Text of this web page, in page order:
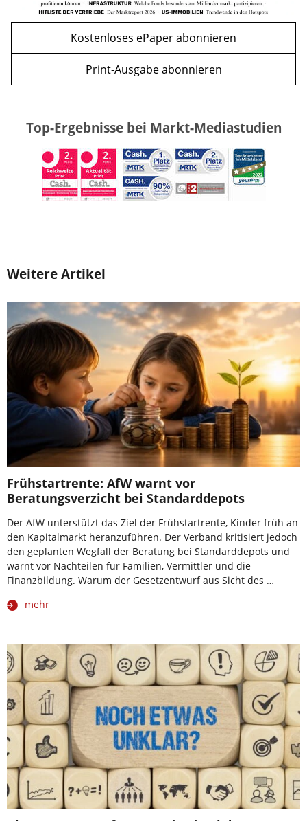
Kostenloses ePaper abonnieren
Print-Ausgabe abonnieren
Top-Ergebnisse bei Markt-Mediastudien
Weitere Artikel
Frühstartrente: AfW warnt vor
Beratungsverzicht bei Standarddepots
Der AfW unterstützt das Ziel der Frühstartrente, Kinder früh an
den Kapitalmarkt heranzuführen. Der Verband kritisiert jedoch
den geplanten Wegfall der Beratung bei Standarddepots und
warnt vor Nachteilen für Familien, Vermittler und die
Finanzbildung. Warum der Gesetzentwurf aus Sicht des …
mehr